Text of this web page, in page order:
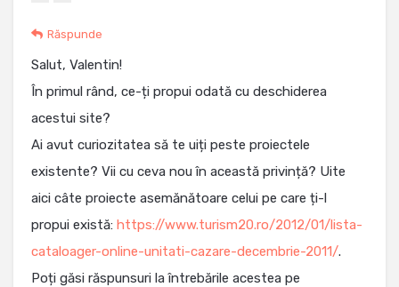
Răspunde
Salut, Valentin!
În primul rând, ce-ți propui odată cu deschiderea
acestui site?
Ai avut curiozitatea să te uiți peste proiectele
existente? Vii cu ceva nou în această privință? Uite
aici câte proiecte asemănătoare celui pe care ți-l
propui există: https://www.turism20.ro/2012/01/lista-
cataloager-online-unitati-cazare-decembrie-2011/.
Poți găsi răspunsuri la întrebările acestea pe